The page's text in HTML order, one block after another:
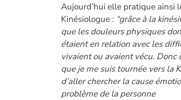
Aujourd’hui elle pratique ainsi
Kinésiologue : “grâce à la
que les douleurs physiques
étaient en relation avec les
vivaient ou avaient vécu. Donc
que je me suis tournée vers la
d’aller chercher la cause
problème de la personne